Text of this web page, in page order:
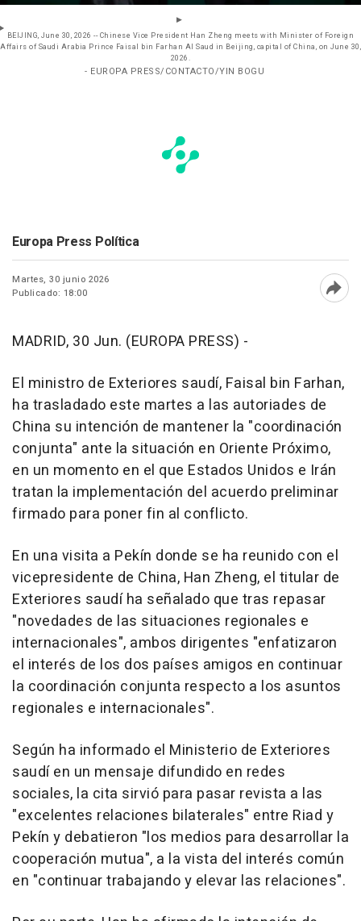
BEIJING, June 30, 2026 -- Chinese Vice President Han Zheng meets with Minister of Foreign
Affairs of Saudi Arabia Prince Faisal bin Farhan Al Saud in Beijing, capital of China, on June 30,
2026.
- EUROPA PRESS/CONTACTO/YIN BOGU
Europa Press Política
Martes, 30 junio 2026
Publicado: 18:00
MADRID, 30 Jun. (EUROPA PRESS) -
El ministro de Exteriores saudí, Faisal bin Farhan,
ha trasladado este martes a las autoriades de
China su intención de mantener la "coordinación
conjunta" ante la situación en Oriente Próximo,
en un momento en el que Estados Unidos e Irán
tratan la implementación del acuerdo preliminar
firmado para poner fin al conflicto.
En una visita a Pekín donde se ha reunido con el
vicepresidente de China, Han Zheng, el titular de
Exteriores saudí ha señalado que tras repasar
"novedades de las situaciones regionales e
internacionales", ambos dirigentes "enfatizaron
el interés de los dos países amigos en continuar
la coordinación conjunta respecto a los asuntos
regionales e internacionales".
Según ha informado el Ministerio de Exteriores
saudí en un mensaje difundido en redes
sociales, la cita sirvió para pasar revista a las
"excelentes relaciones bilaterales" entre Riad y
Pekín y debatieron "los medios para desarrollar la
cooperación mutua", a la vista del interés común
en "continuar trabajando y elevar las relaciones".